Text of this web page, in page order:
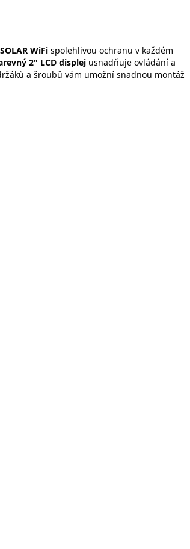
WiFi spolehlivou ochranu v každém
2" LCD displej usnadňuje ovládání a
a šroubů vám umožní snadnou montáž